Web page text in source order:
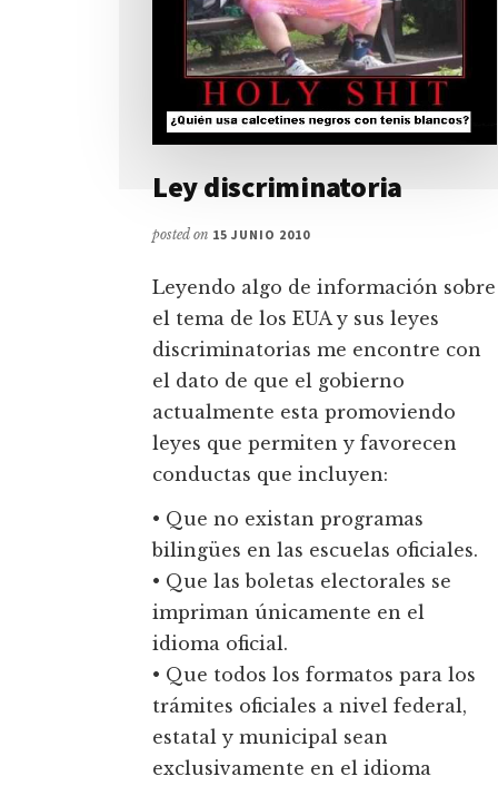
Ley discriminatoria
posted on 15 JUNIO 2010
Leyendo algo de información sobre
el tema de los EUA y sus leyes
discriminatorias me encontre con
el dato de que el gobierno
actualmente esta promoviendo
leyes que permiten y favorecen
conductas que incluyen:
• Que no existan programas
bilingües en las escuelas oficiales.
• Que las boletas electorales se
impriman únicamente en el
idioma oficial.
• Que todos los formatos para los
trámites oficiales a nivel federal,
estatal y municipal sean
exclusivamente en el idioma